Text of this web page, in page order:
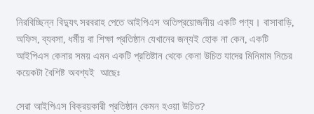
নিরবিচ্ছিন্ন বিদ্যুৎ সরবরাহ পেতে আইপিএস অতিপ্রয়োজনীয় একটি পণ্য। বাসাবাড়ি,
অফিস, ব্যবসা, ধর্মীয় বা শিক্ষা প্রতিষ্ঠান যেখানের জন্যই হোক না কেন, একটি
আইপিএস কেনার সময় এমন একটি প্রতিষ্টান থেকে কেনা উচিত যাদের মিনিমাম নিচের
কয়েকটা বৈশিষ্ট অবশ্যই আছেঃ
সেরা আইপিএস বিক্রয়কারী প্রতিষ্ঠান কেমন হওয়া উচিত?